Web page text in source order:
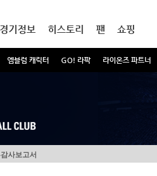
엠블럼 캐릭터 GO! 라팍 라이온즈 파트너
경기정보 히스토리 팬 쇼핑
사보고서